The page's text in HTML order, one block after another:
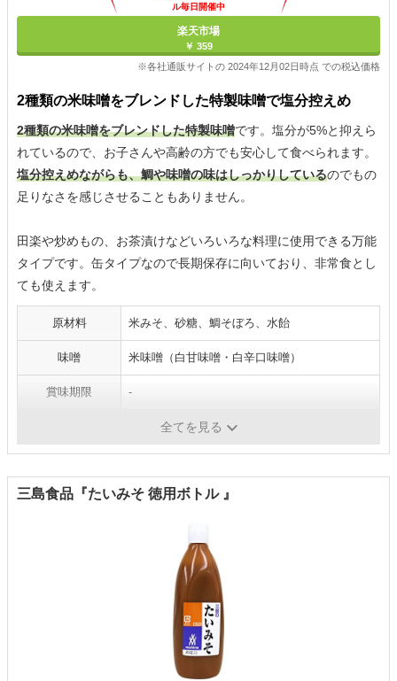
ル毎日開催中
楽天市場
￥ 359
※各社通販サイトの 2024年12月02日時点 での税込価格
2種類の米味噌をブレンドした特製味噌で塩分控えめ
2種類の米味噌をブレンドした特製味噌です。塩分が5%と抑えら
れているので、お子さんや高齢の方でも安心して食べられます。
塩分控えめながらも、鯛や味噌の味はしっかりしているのでもの
足りなさを感じさせることもありません。
田楽や炒めもの、お茶漬けなどいろいろな料理に使用できる万能
タイプです。缶タイプなので長期保存に向いており、非常食とし
ても使えます。
原材料 米みそ、砂糖、鯛そぼろ、水飴
味噌 米味噌（白甘味噌・白辛口味噌）
賞味期限 -
全てを見る
三島食品『たいみそ 徳用ボトル 』